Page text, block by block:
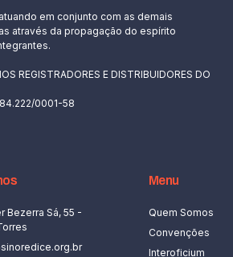
em conjunto com as demais
através da propagação do espírito
REGISTRADORES E DISTRIBUIDORES DO
0001-58
Bezerra Sá, 55 -
Menu
Quem Somos
Convenções
Interoficium